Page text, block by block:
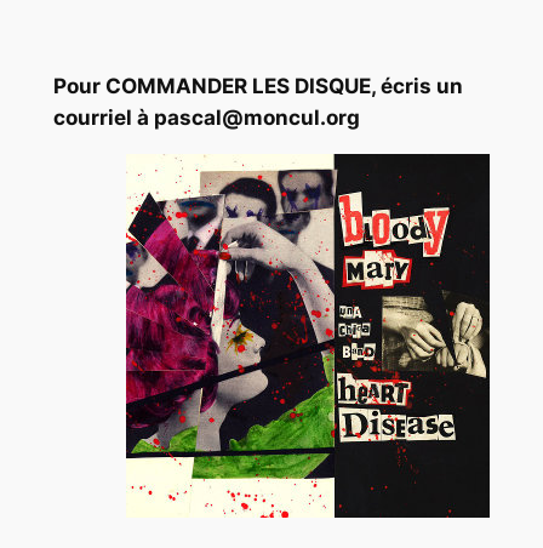
Pour COMMANDER LES DISQUE, écris un
courriel à pascal@moncul.org